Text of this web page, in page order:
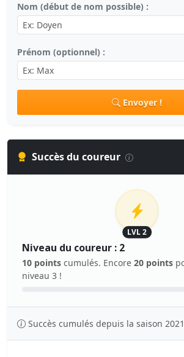
Nom (début de nom possible) :
Prénom (optionnel) :
Envoyer !
Succès du coureur
LVL 2
Niveau du coureur : 2
10 points cumulés. Encore 20 points
niveau 3 !
Succès cumulés depuis la saison